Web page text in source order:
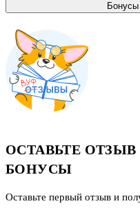
ОСТАВЬТЕ
БОНУСЫ
Оставьте первый отзыв и